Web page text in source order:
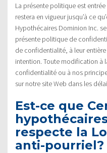
La présente politique est
restera en vigueur jusqu’à ce
Hypothécaires Dominion Inc.
présente politique de
de confidentialité, à leur
intention. Toute modification à
confidentialité ou à nos
sur notre site Web dans les
Est-ce que
respecte la
anti-pourriel?